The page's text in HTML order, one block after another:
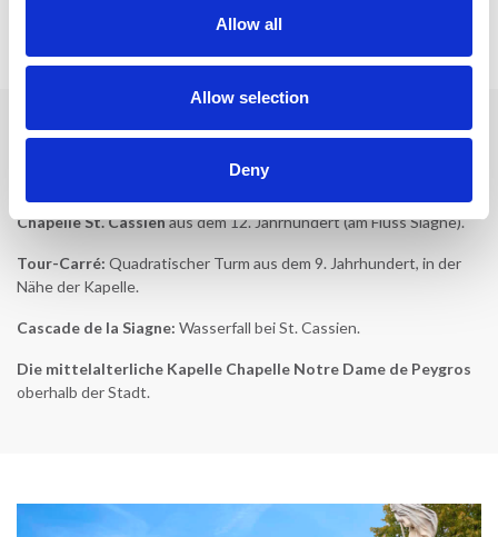
Allow all
Allow selection
Deny
Inspiration für Ihren Urlaub:
Sehenswürdigkeiten in Tanneron
Aussichtspunkt – Orientierungstisch.
Chapelle St. Cassienaus dem 12. Jahrhundert (am Fluss Siagne).
Tour-Carré: Quadratischer Turm aus dem 9. Jahrhundert, in der
Nähe der Kapelle.
Cascade de la Siagne: Wasserfall bei St. Cassien.
Die mittelalterliche Kapelle Chapelle Notre Dame de Peygros
oberhalb der Stadt.